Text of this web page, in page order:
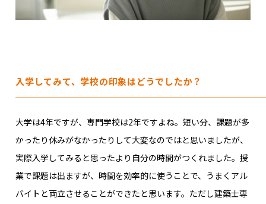
入学してみて、学校の印象はどうでしたか？
大学は4年ですが、専門学校は2年ですよね。短い分、課題が多
かったり休みがなかったりして大変なのではと思いましたが、
実際入学してみると思ったより自分の時間がつくれました。授
業で課題は出ますが、時間を効率的に使うことで、うまくアル
バイトと両立させることができたと思います。ただし建築士専